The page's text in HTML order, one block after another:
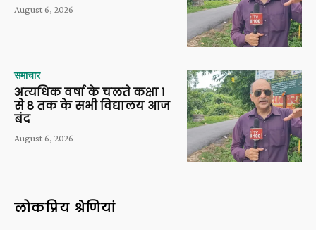
August 6, 2026
समाचार
अत्यधिक वर्षा के चलते कक्षा 1
से 8 तक के सभी विद्यालय आज
बंद
August 6, 2026
लोकप्रिय श्रेणियां